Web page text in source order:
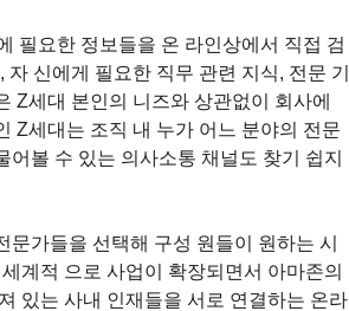
필요한 정보들을 온 라인상에서 직접 검
신에게 필요한 직무 관련 지식, 전문 기
Z세대 본인의 니즈와 상관없이 회사에
Z세대는 조직 내 누가 어느 분야의 전문
볼 수 있는 의사소통 채널도 찾기 쉽지
가들을 선택해 구성 원들이 원하는 시
계적 으로 사업이 확장되면서 아마존의
있는 사내 인재들을 서로 연결하는 온라